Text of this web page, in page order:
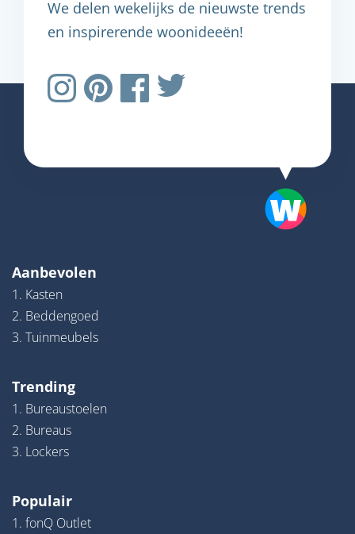
We delen wekelijks de nieuwste trends
en inspirerende woonideeën!
Aanbevolen
1. Kasten
2. Beddengoed
3. Tuinmeubels
Trending
1. Bureaustoelen
2. Bureaus
3. Lockers
Populair
1. fonQ Outlet